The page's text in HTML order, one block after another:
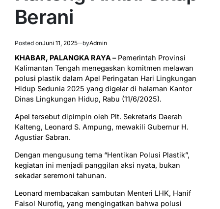
Berani
Posted onJuni 11, 2025 byAdmin
KHABAR, PALANGKA RAYA –Pemerintah Provinsi
Kalimantan Tengah menegaskan komitmen melawan
polusi plastik dalam Apel Peringatan Hari Lingkungan
Hidup Sedunia 2025 yang digelar di halaman Kantor
Dinas Lingkungan Hidup, Rabu (11/6/2025).
Apel tersebut dipimpin oleh Plt. Sekretaris Daerah
Kalteng, Leonard S. Ampung, mewakili Gubernur H.
Agustiar Sabran.
Dengan mengusung tema “Hentikan Polusi Plastik”,
kegiatan ini menjadi panggilan aksi nyata, bukan
sekadar seremoni tahunan.
Leonard membacakan sambutan Menteri LHK, Hanif
Faisol Nurofiq, yang mengingatkan bahwa polusi